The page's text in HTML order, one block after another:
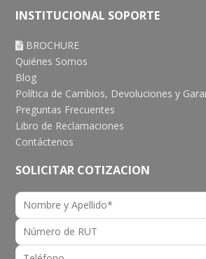
INSTITUCIONAL SOPORTE
BROCHURE
Quiénes Somos
Blog
Política de Cambios, Devoluciones y
Preguntas Frecuentes
Libro de Reclamaciones
Contáctenos
SOLICITAR COTIZACION